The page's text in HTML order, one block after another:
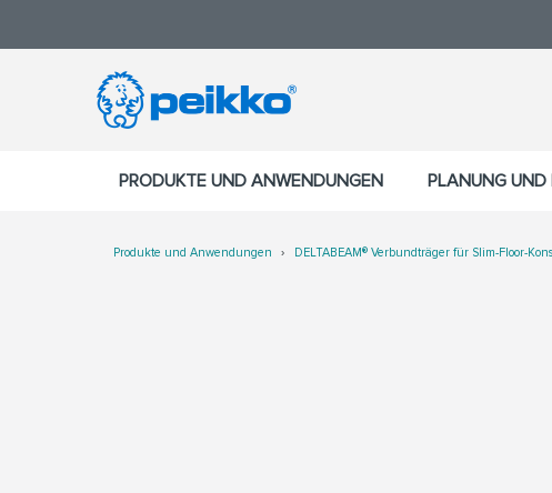
PRODUKTE UND ANWENDUNGEN PLANUNG UND
Produkte und Anwendungen DELTABEAM® Verbundträger für Slim-Floor-